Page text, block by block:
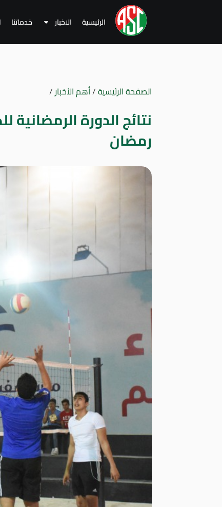
الرئيسية الاخبار خدماتنا
الصفحة الرئيسية/أهم الأخبار/
رمضان